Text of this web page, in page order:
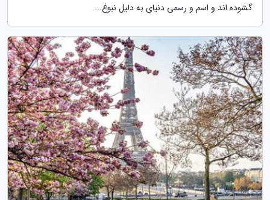
گشوده اند و اسم و رسمی دنیای به دلیل نبوغ...